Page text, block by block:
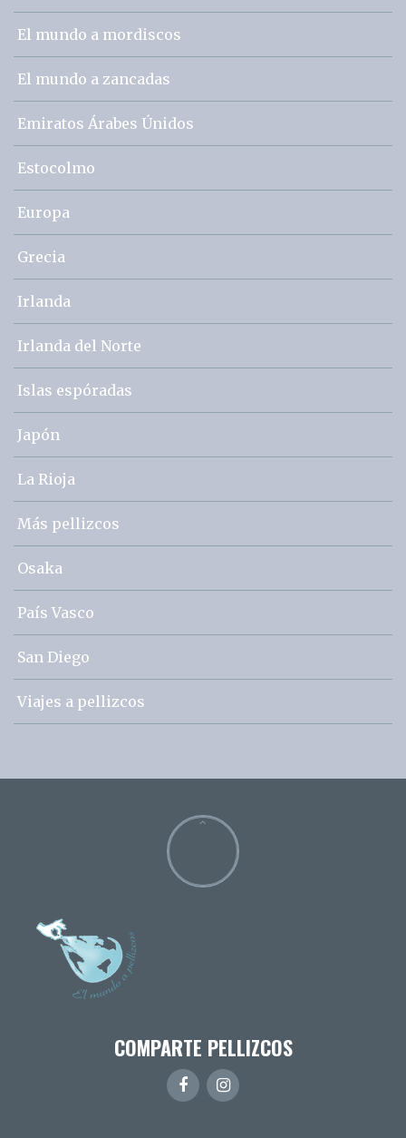
El mundo a mordiscos
El mundo a zancadas
Emiratos Árabes Únidos
Estocolmo
Europa
Grecia
Irlanda
Irlanda del Norte
Islas espóradas
Japón
La Rioja
Más pellizcos
Osaka
País Vasco
San Diego
Viajes a pellizcos
COMPARTE PELLIZCOS